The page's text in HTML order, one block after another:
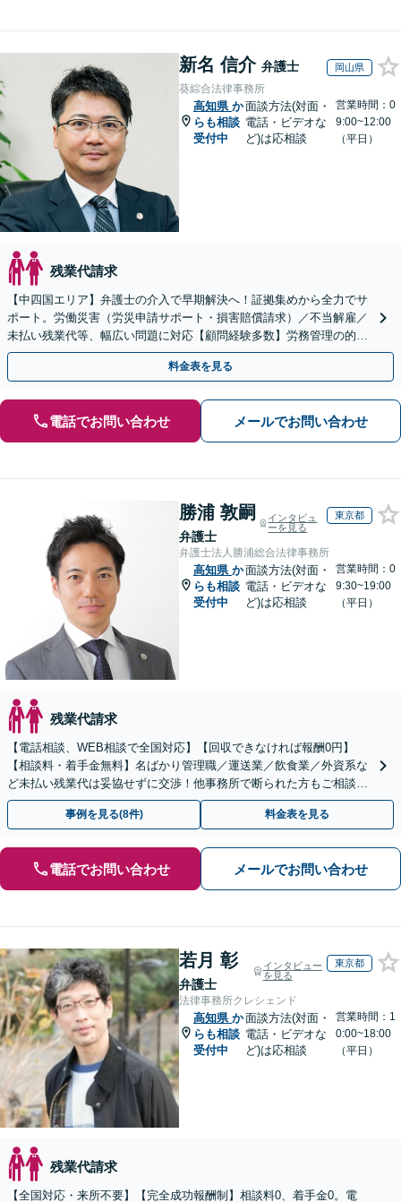
新名 信介 弁護士 岡山県
葵綜合法律事務所
高知県 か
らも相談
受付中
面談方法(対面・
電話・ビデオな
ど)は応相談
営業時間：0
9:00~12:00
（平日）
残業代請求
【中四国エリア】弁護士の介入で早期解決へ！証拠集めから全力でサ
ポート。労働災害（労災申請サポート・損害賠償請求）／不当解雇／
未払い残業代等、幅広い問題に対応【顧問経験多数】労務管理の的確
なアドバイスに注力【夜間・休日対応】【岡山駅10分】
料金表を見る
電話でお問い合わせ メールでお問い合わせ
勝浦 敦嗣
弁護士
インタビュ
ーを見る
東京都
弁護士法人勝浦総合法律事務所
高知県 か
らも相談
受付中
面談方法(対面・
電話・ビデオな
ど)は応相談
営業時間：0
9:30~19:00
（平日）
残業代請求
【電話相談、WEB相談で全国対応】【回収できなければ報酬0円】
【相談料・着手金無料】名ばかり管理職／運送業／飲食業／外資系な
ど未払い残業代は妥協せずに交渉！他事務所で断られた方もご相談く
ださい。【解決事例が豊富】土曜日も電話受付しています
事例を見る(8件) 料金表を見る
電話でお問い合わせ メールでお問い合わせ
若月 彰
弁護士
インタビュー
を見る
東京都
法律事務所クレシェンド
高知県 か
らも相談
受付中
面談方法(対面・
電話・ビデオな
ど)は応相談
営業時間：1
0:00~18:00
（平日）
残業代請求
【全国対応・来所不要】【完全成功報酬制】相談料0、着手金0。電